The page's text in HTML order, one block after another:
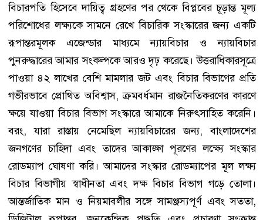
বিচারপতি হিসেবে দায়িত্ব গ্রহণের পর থেকে বিপ্লবের চূড়ান্ত মূল্য
পরিশোধের লক্ষ্যকে সামনে রেখে বিচারিক সংস্কারের জন্য একটি
রূপান্তরমূলক এজেন্ডার মাধ্যমে ন্যায়বিচার ও ন্যায়বিচার
পুনরুদ্ধারের আমার সংকল্পকে আরও দৃঢ় করেছে। উত্তরাধিকারসূত্রে
পাওয়া ৪২ লাখের বেশি মামলার জট এবং বিচার বিভাগের প্রতি
গভীরভাবে প্রোথিত অবিশ্বাস, ক্রমবর্ধমান রাজনৈতিকরণের কারণে
ক্ষয়ে যাওয়া বিচার বিভাগ সংস্কারে আমাকে নিরুৎসাহিত করেনি।
বরং, যারা রাস্তায় নেমেছিল ন্যায়বিচারের জন্য, বাংলাদেশের
জনগণের চাহিদা এবং তাদের আকাঙ্ক্ষা পূরণের লক্ষ্যে সংস্কার
রোডম্যাপ ঘোষণা করি। আমাদের সংস্কার রোডম্যাপের মূল লক্ষ্য
বিচার বিভাগীয় স্বাধীনতা এবং দক্ষ বিচার বিভাগ গড়ে তোলা।
আন্তর্জাতিক মান ও নিয়মাবলীর সঙ্গে সামঞ্জস্যপূর্ণ এবং সততা,